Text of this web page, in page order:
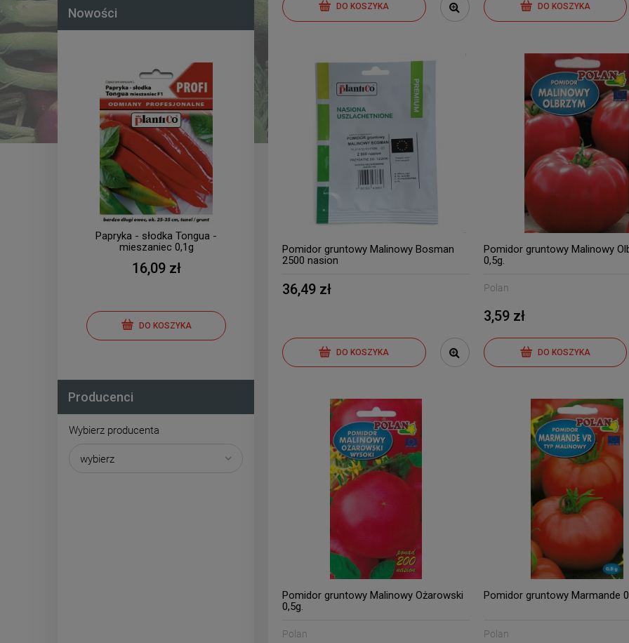
Nowości
Papryka - słodka Tongua -
mieszaniec 0,1g
16,09 zł
DO KOSZYKA
mieszaniec 2g
6,79 zł
Ogórek konserwowy Atomic -
mieszaniec 1,5g
Producenci
Wybierz producenta
DO KOSZYKA DO KOSZYKA
Pomidor gruntowy Malinowy Bosman
2500 nasion
36,49 zł
DO KOSZYKA
Pomidor gruntowy Malinowy
0,5g.
Polan
3,59 zł
DO KOSZYKA
Pomidor gruntowy Malinowy Ożarowski
0,5g.
Polan
Pomidor gruntowy Marmande
Polan